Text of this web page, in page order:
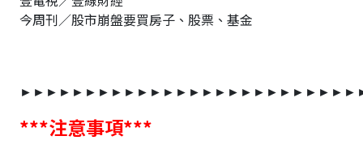
今周刊／股市崩盤要買房子、股票、基金
***注意事項***